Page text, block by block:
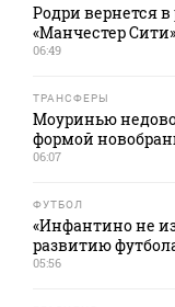
Родри вернется
«Манчестер Сити»
06:49
ТРАНСФЕРЫ
Моуринью
формой
06:07
ФУТБОЛ
«Инфантино не
развитию
05:56